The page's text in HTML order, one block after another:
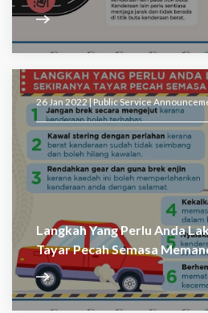
26 Jan 2022 |Public Service
Langkah Yang Perlu Anda
Tayar Pecah Semasa